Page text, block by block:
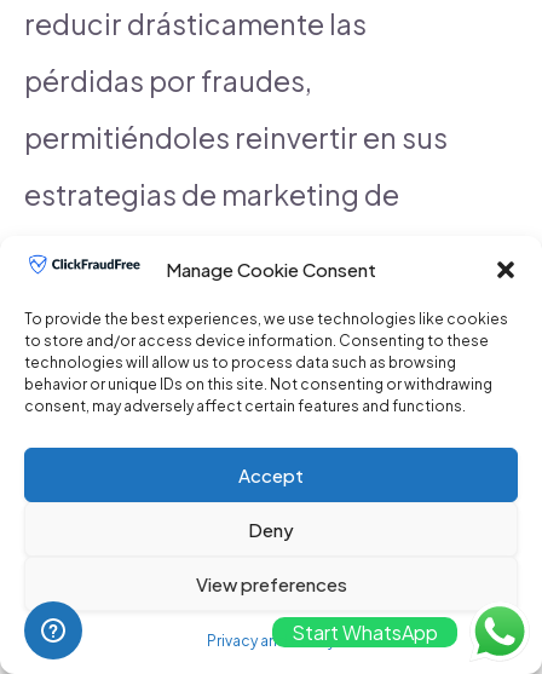
Manage Cookie Consent
To provide the best experiences, we use technologies like cookies
to store and/or access device information. Consenting to these
technologies will allow us to process data such as browsing
behavior or unique IDs on this site. Not consenting or withdrawing
consent, may adversely affect certain features and functions.
Accept
Deny
View preferences
Privacy and Policy
reducir drásticamente las
pérdidas por fraudes,
permitiéndoles reinvertir en sus
estrategias de marketing de
forma más efectiva.
READ ¿Dónde puedo contratar un
servicio de prevención de fraude en
Un ejemplo notable es una
empresa de comercio
Start WhatsApp